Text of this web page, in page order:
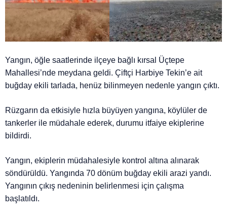
Yangın, öğle saatlerinde ilçeye bağlı kırsal Üçtepe
Mahallesi’nde meydana geldi. Çiftçi Harbiye Tekin’e ait
buğday ekili tarlada, henüz bilinmeyen nedenle yangın çıktı.
Rüzgarın da etkisiyle hızla büyüyen yangına, köylüler de
tankerler ile müdahale ederek, durumu itfaiye ekiplerine
bildirdi.
Yangın, ekiplerin müdahalesiyle kontrol altına alınarak
söndürüldü. Yangında 70 dönüm buğday ekili arazi yandı.
Yangının çıkış nedeninin belirlenmesi için çalışma
başlatıldı.